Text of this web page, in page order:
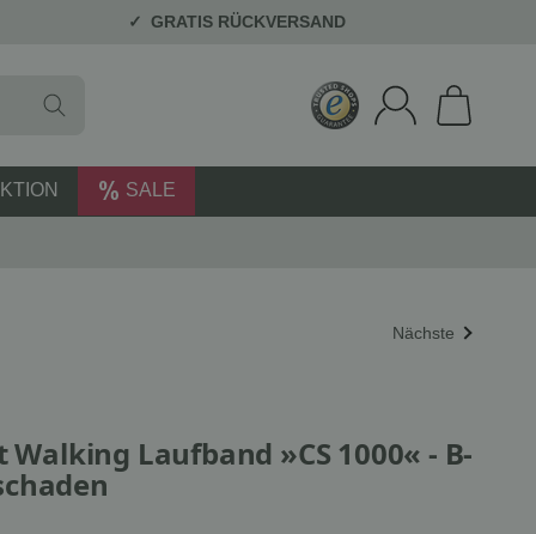
GRATIS RÜCKVERSAND
SALE
Nächste
Laufband »CS 1000« - B-